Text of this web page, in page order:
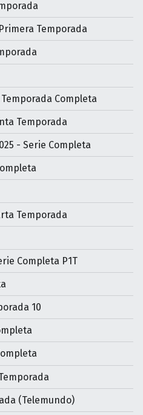
Temporada
Completa
Temporada
- Serie Completa
Temporada
Completa P1T
10
(Telemundo)